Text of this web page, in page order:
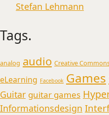
Stefan Lehmann
Tags.
analog audio Creative
eLearning Facebook Games
Guitar guitar games
Informationsdesign